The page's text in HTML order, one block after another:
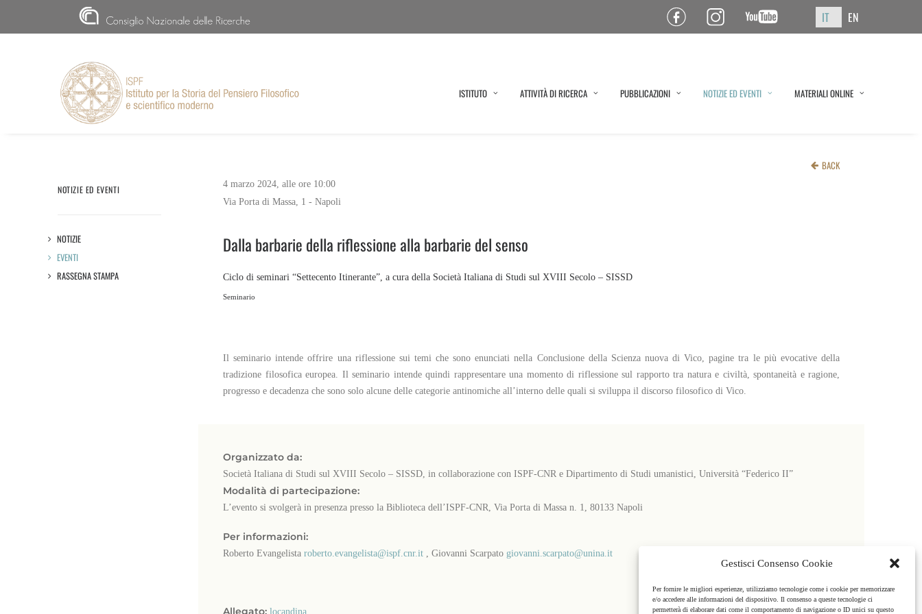
Gestisci Consenso Cookie
Per fornire le migliori esperienze, utilizziamo tecnologie come i cookie per memorizzare
e/o accedere alle informazioni del dispositivo. Il consenso a queste tecnologie ci
permetterà di elaborare dati come il comportamento di navigazione o ID unici su questo
CNR Pagina Facebook ISPFPagina Instagram ISPFCanale YouTube ISPF IT EN
ISTITUTO ATTIVITÀ DI RICERCA PUBBLICAZIONI NOTIZIE ED EVENTI MATERIALI ONLINE
NOTIZIE ED EVENTI
NOTIZIE
EVENTI
RASSEGNA STAMPA
BACK
4 marzo 2024, alle ore 10:00
Via Porta di Massa, 1 - Napoli
Dalla barbarie della riflessione alla barbarie del senso
Ciclo di seminari “Settecento Itinerante”, a cura della Società Italiana di Studi sul XVIII Secolo – SISSD
Seminario
Il seminario intende offrire una riflessione sui temi che sono enunciati nella Conclusione della Scienza nuova di Vico, pagine tra le più evocative della
tradizione filosofica europea. Il seminario intende quindi rappresentare una momento di riflessione sul rapporto tra natura e civiltà, spontaneità e ragione,
progresso e decadenza che sono solo alcune delle categorie antinomiche all’interno delle quali si sviluppa il discorso filosofico di Vico.
Organizzato da:
Società Italiana di Studi sul XVIII Secolo – SISSD, in collaborazione con ISPF-CNR e Dipartimento di Studi umanistici, Università “Federico II”
Modalità di partecipazione:
L’evento si svolgerà in presenza presso la Biblioteca dell’ISPF-CNR, Via Porta di Massa n. 1, 80133 Napoli
Per informazioni:
Roberto Evangelista roberto.evangelista@ispf.cnr.it , Giovanni Scarpato giovanni.scarpato@unina.it
Allegato: locandina